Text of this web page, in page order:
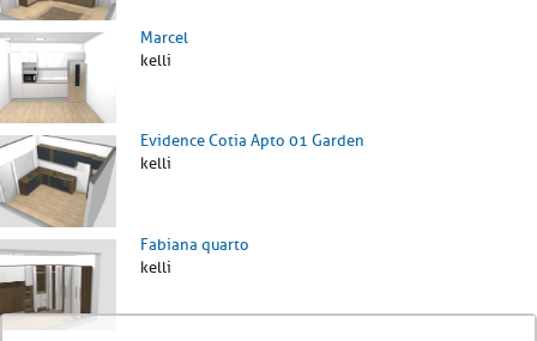
Marcel
kelli
Evidence Cotia Apto 01 Garden
kelli
Fabiana quarto
kelli